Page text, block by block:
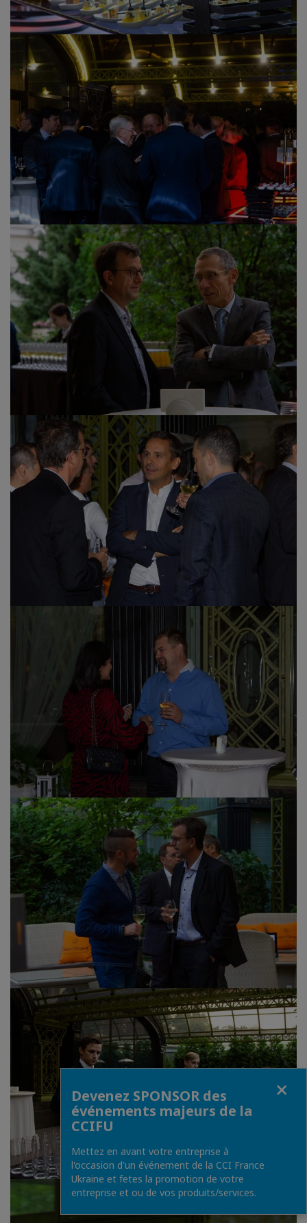
Devenez SPONSOR des
événements majeurs de la
CCIFU
Mettez en avant votre entreprise à
l'occasion d'un événement de la CCI France
Ukraine et fetes la promotion de votre
entreprise et ou de vos produits/services.